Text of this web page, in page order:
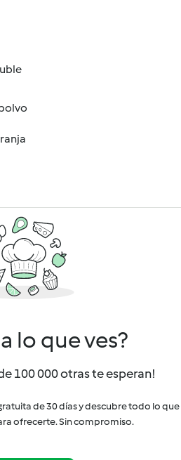
lo que ves?
100 000 otras te esperan!
de 30 días y descubre todo lo que
ofrecerte. Sin compromiso.